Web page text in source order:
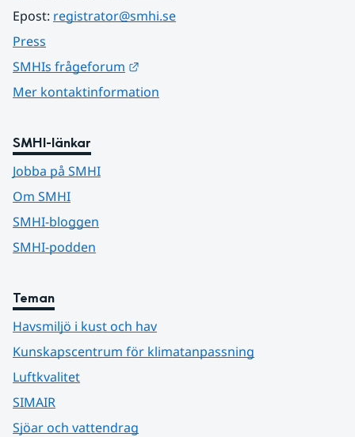
Epost: registrator@smhi.se
Press
SMHIs frågeforum
Mer kontaktinformation
SMHI-länkar
Jobba på SMHI
Om SMHI
SMHI-bloggen
SMHI-podden
Teman
Havsmiljö i kust och hav
Kunskapscentrum för klimatanpassning
Luftkvalitet
SIMAIR
Sjöar och vattendrag